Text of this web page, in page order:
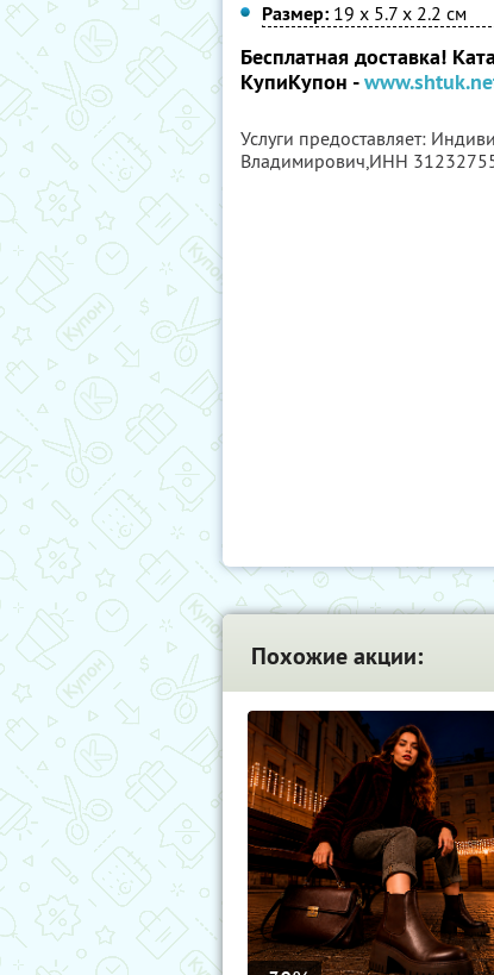
Размер: 19 х 5.7 х 2.2 см
Бесплатная доставка!
КупиКупон -
Услуги предоставляет:
Владимирович,ИНН
Похожие акции: